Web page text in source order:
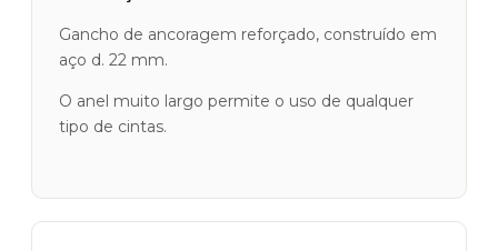
Mercedes
Classe
G
Gancho de ancoragem reforçado, construído em
aço d. 22 mm.
O anel muito largo permite o uso de qualquer
tipo de cintas.